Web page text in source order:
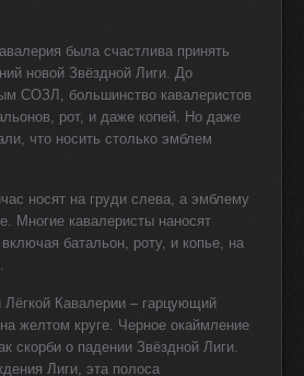
была счастлива принять
новой Звёздной Лиги. До
СОЗЛ, большинство кавалеристов
рот, и даже копей. Но даже
что носить столько эмблем
носят на груди слева, а эмблему
Многие кавалеристы наносят
батальон, роту, и копье, на
Кавалерии – гарцующий
желтом круге. Черное окаймление
скорби о падении Звёздной Лиги.
Лиги, эта полоса